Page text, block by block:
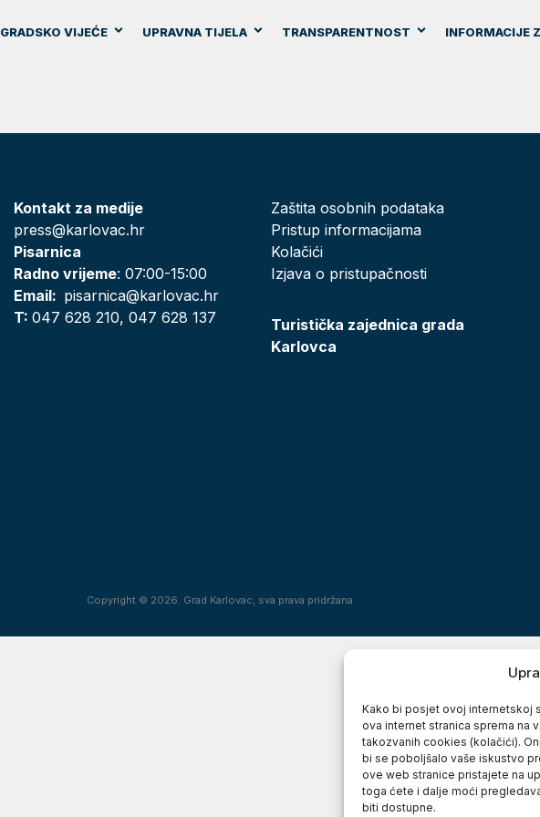
Kako bi posjet ovoj internetskoj
ova internet stranica sprema na
takozvanih cookies (kolačići).
bi se poboljšalo vaše iskustvo
ove web stranice pristajete na
toga ćete i dalje moći
biti dostupne.
GRADSKO VIJEĆE UPRAVNA TIJELA TRANSPARENTNOST
INFORMACIJE
Kontakt za medije
press@karlovac.hr
Pisarnica
Radno vrijeme: 07:00-15:00
Email: pisarnica@karlovac.hr
T:047 628 210, 047 628 137
Zaštita osobnih podataka
Pristup informacijama
Kolačići
Izjava o pristupačnosti
Turistička zajednica grada
Karlovca
Copyright © 2026. Grad Karlovac, sva prava pridržana